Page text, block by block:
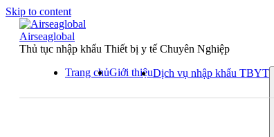
Skip to content
Airseaglobal
Thủ tục nhập khẩu Thiết bị y tế Chuyên Nghiệp
Trang chủGiới thiệuDịch vụ nhập khẩu TBYT